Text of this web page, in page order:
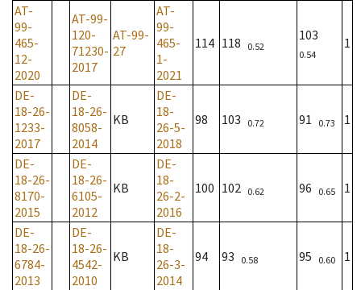
AT-
99-
465-
12-
2020
AT-99-
120-
71230-
2017
AT-99-
27
AT-
99-
465-
1-
2021
114 118 0.52
103
0.54
1
DE-
18-26-
1233-
2017
DE-
18-26-
8058-
2014
KB
DE-
18-
26-5-
2018
98 103 0.72 91 0.73 1
DE-
18-26-
8170-
2015
DE-
18-26-
6105-
2012
KB
DE-
18-
26-2-
2016
100 102 0.62 96 0.65 1
DE-
18-26-
6784-
2013
DE-
18-26-
4542-
2010
KB
DE-
18-
26-3-
2014
94 93 0.58 95 0.60 1